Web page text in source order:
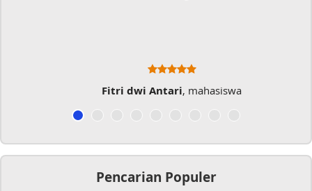
Fitri dwi Antari, mahasiswa
Pencarian Populer